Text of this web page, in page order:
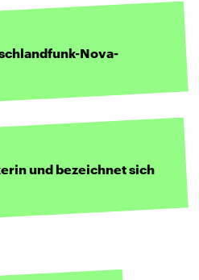
Nova-
und bezeichnet sich